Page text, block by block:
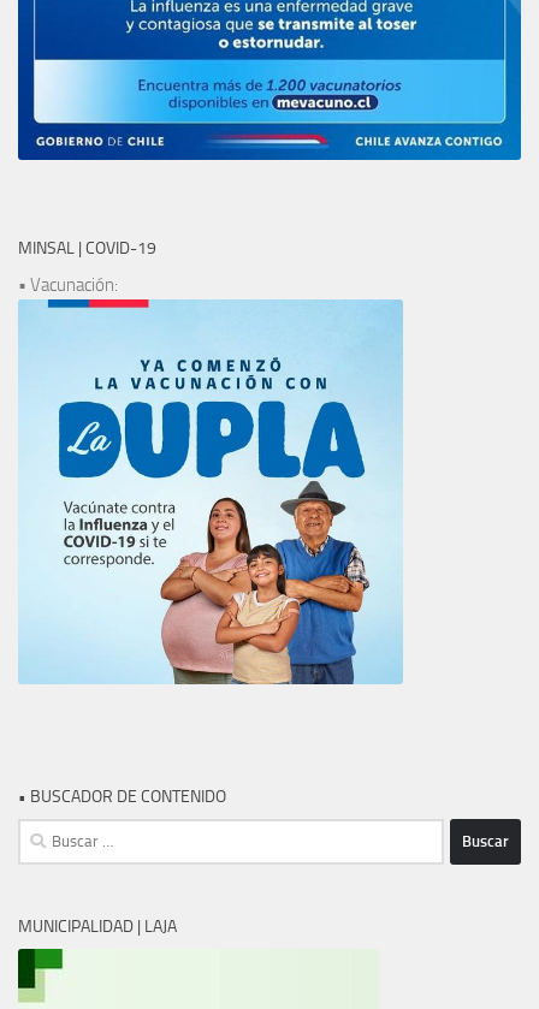
MINSAL | COVID-19
• Vacunación:
• BUSCADOR DE CONTENIDO
Buscar:
MUNICIPALIDAD | LAJA